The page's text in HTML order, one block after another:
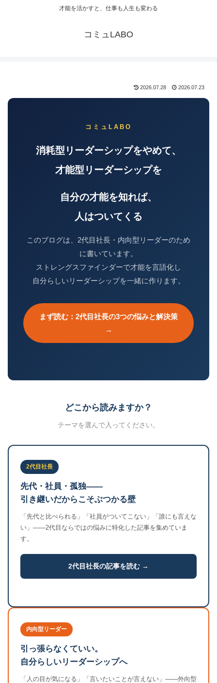
才能を活かすと、仕事も人生も変わる
コミュLABO
2026.07.28 2026.07.23
コミュLABO
消耗型リーダーシップをやめて、
才能型リーダーシップを
自分の才能を知れば、
人はついてくる
このブログは、2代目社長・内向型リーダーのため
に書いています。
ストレングスファインダーで才能を言語化し
自分らしいリーダーシップを一緒に作ります。
まず読む：2代目社長の3つの悩みと解決策
→
どこから読みますか？
テーマを選んで入ってください。
2代目社長
先代・社員・孤独——
引き継いだからこそぶつかる壁
「先代と比べられる」「社員がついてこない」「誰にも言えな
い」——2代目ならではの悩みに特化した記事を集めていま
す。
2代目社長の記事を読む →
内向型リーダー
引っ張らなくていい。
自分らしいリーダーシップへ
「人の目が気になる」「言いたいことが言えない」——外向型